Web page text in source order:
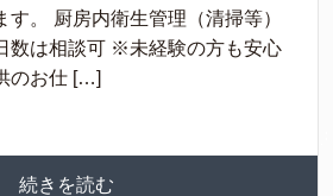
。 厨房内衛生管理（清掃等）
数は相談可 ※未経験の方も安心
のお仕 […]
続きを読む